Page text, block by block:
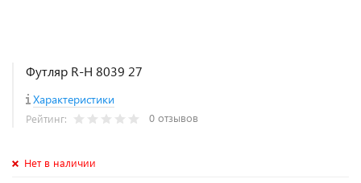
Футляр R-H 8039 27
Характеристики
Рейтинг: 0 отзывов
Нет в наличии